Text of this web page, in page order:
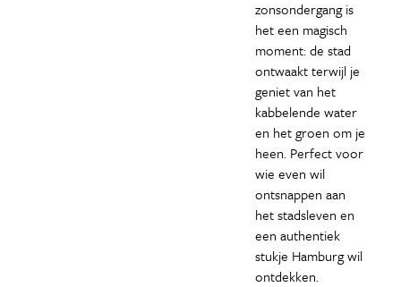
zonsondergang is
het een magisch
moment: de stad
ontwaakt terwijl je
geniet van het
kabbelende water
en het groen om je
heen. Perfect voor
wie even wil
ontsnappen aan
het stadsleven en
een authentiek
stukje Hamburg wil
ontdekken.